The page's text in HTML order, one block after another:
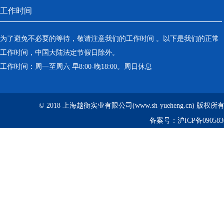
工作时间
为了避免不必要的等待，敬请注意我们的工作时间 。以下是我们的正常
工作时间，中国大陆法定节假日除外。
工作时间：周一至周六 早8:00-晚18:00。周日休息
© 2018 上海越衡实业有限公司(www.sh-yueheng.cn) 版权所
备案号： 沪ICP备